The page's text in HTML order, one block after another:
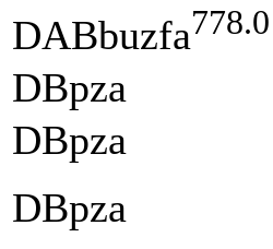
DABbuzfa778.0
DBpza
DBpza
DBpza